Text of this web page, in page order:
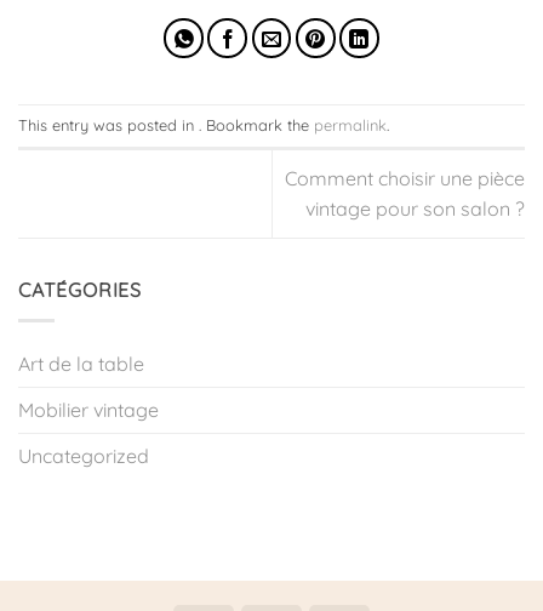
This entry was posted in . Bookmark the permalink
Comment choisir une pièce
vintage pour son salon ?
CATÉGORIES
Art de la table
Mobilier vintage
Uncategorized